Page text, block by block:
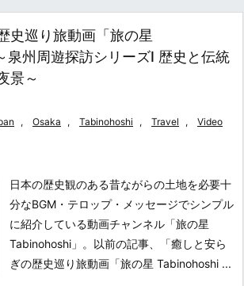
史巡り旅動画「旅の星
州周遊探訪シリーズⅠ 歴史と伝統
景～
, Osaka , Tabinohoshi , Travel , Video
日本の歴史観のある昔ながらの土地を必要十
分なBGM・テロップ・メッセージでシンプル
に紹介している動画チャンネル「旅の星
Tabinohoshi」。 以前の記事、「癒しと安ら
ぎの歴史巡り旅動画「旅の星 Tabinohoshi ...